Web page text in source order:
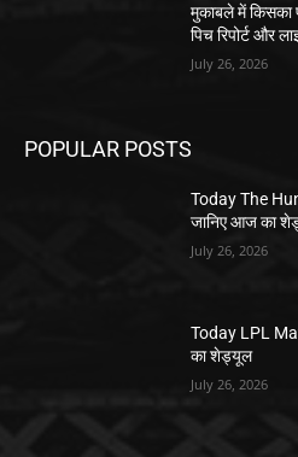
मुकाबले में किसका
पिच रिपोर्ट और
July 26, 2026
POPULAR POSTS
Today The
जानिए आज का
July 26, 2026
Today LPL
का शेड्यूल
July 26, 2026